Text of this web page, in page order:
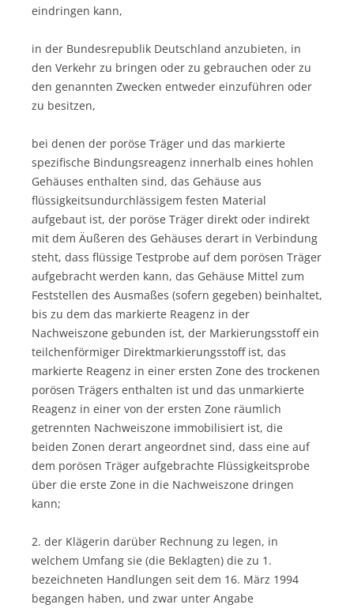
eindringen kann,
in der Bundesrepublik Deutschland anzubieten, in
den Verkehr zu bringen oder zu gebrauchen oder zu
den genannten Zwecken entweder einzuführen oder
zu besitzen,
bei denen der poröse Träger und das markierte
spezifische Bindungsreagenz innerhalb eines hohlen
Gehäuses enthalten sind, das Gehäuse aus
flüssigkeitsundurchlässigem festen Material
aufgebaut ist, der poröse Träger direkt oder indirekt
mit dem Äußeren des Gehäuses derart in Verbindung
steht, dass flüssige Testprobe auf dem porösen Träger
aufgebracht werden kann, das Gehäuse Mittel zum
Feststellen des Ausmaßes (sofern gegeben) beinhaltet,
bis zu dem das markierte Reagenz in der
Nachweiszone gebunden ist, der Markierungsstoff ein
teilchenförmiger Direktmarkierungsstoff ist, das
markierte Reagenz in einer ersten Zone des trockenen
porösen Trägers enthalten ist und das unmarkierte
Reagenz in einer von der ersten Zone räumlich
getrennten Nachweiszone immobilisiert ist, die
beiden Zonen derart angeordnet sind, dass eine auf
dem porösen Träger aufgebrachte Flüssigkeitsprobe
über die erste Zone in die Nachweiszone dringen
kann;
2. der Klägerin darüber Rechnung zu legen, in
welchem Umfang sie (die Beklagten) die zu 1.
bezeichneten Handlungen seit dem 16. März 1994
begangen haben, und zwar unter Angabe